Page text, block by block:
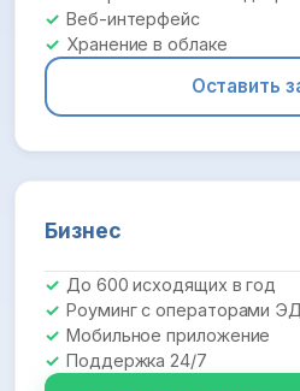
Веб-интерфейс
Хранение в облаке
Оставить
Бизнес
До 600 исходящих в год
Роуминг с операторами
Мобильное приложение
Поддержка 24/7